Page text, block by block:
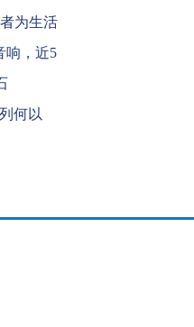
为生活
响，近5
何以